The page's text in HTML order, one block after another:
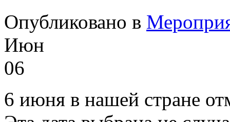
Опубликовано в
Июн
06
6 июня в нашей стране